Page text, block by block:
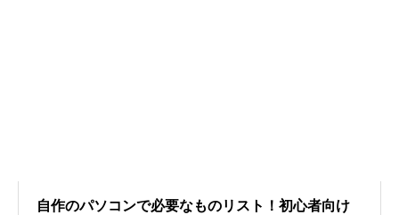
自作のパソコンで必要なものリスト！初心者向け